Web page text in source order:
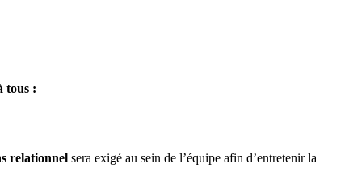
tous :
relationnel sera exigé au sein de l’équipe afin d’entretenir la